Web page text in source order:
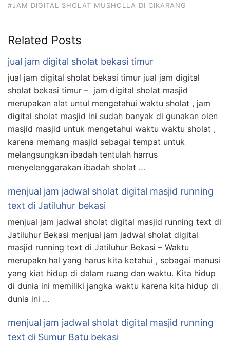
#JAM DIGITAL SHOLAT MUSHOLLA DI CIKARANG
Related Posts
jual jam digital sholat bekasi timur
jual jam digital sholat bekasi timur jual jam digital
sholat bekasi timur – jam digital sholat masjid
merupakan alat untul mengetahui waktu sholat , jam
digital sholat masjid ini sudah banyak di gunakan olen
masjid masjid untuk mengetahui waktu waktu sholat ,
karena memang masjid sebagai tempat untuk
melangsungkan ibadah tentulah harrus
menyelenggarakan ibadah sholat …
menjual jam jadwal sholat digital masjid running
text di Jatiluhur bekasi
menjual jam jadwal sholat digital masjid running text di
Jatiluhur Bekasi menjual jam jadwal sholat digital
masjid running text di Jatiluhur Bekasi – Waktu
merupakn hal yang harus kita ketahui , sebagai manusi
yang kiat hidup di dalam ruang dan waktu. Kita hidup
di dunia ini memiliki jangka waktu karena kita hidup di
dunia ini …
menjual jam jadwal sholat digital masjid running
text di Sumur Batu bekasi